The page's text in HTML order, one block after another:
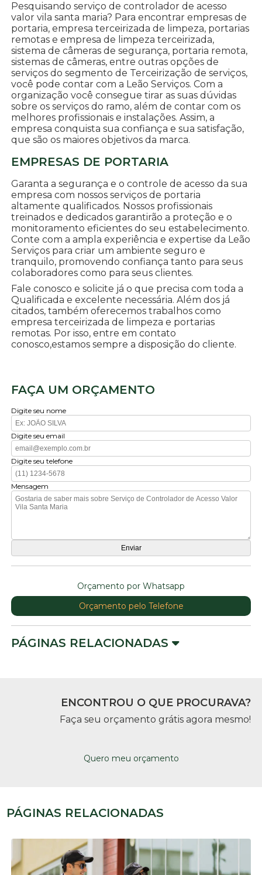
Pesquisando serviço de controlador de acesso
valor vila santa maria? Para encontrar empresas de
portaria, empresa terceirizada de limpeza, portarias
remotas e empresa de limpeza terceirizada,
sistema de câmeras de segurança, portaria remota,
sistemas de câmeras, entre outras opções de
serviços do segmento de Terceirização de serviços,
você pode contar com a Leão Serviços. Com a
organização você consegue tirar as suas dúvidas
sobre os serviços do ramo, além de contar com os
melhores profissionais e instalações. Assim, a
empresa conquista sua confiança e sua satisfação,
que são os maiores objetivos da marca.
EMPRESAS DE PORTARIA
Garanta a segurança e o controle de acesso da sua
empresa com nossos serviços de portaria
altamente qualificados. Nossos profissionais
treinados e dedicados garantirão a proteção e o
monitoramento eficientes do seu estabelecimento.
Conte com a ampla experiência e expertise da Leão
Serviços para criar um ambiente seguro e
tranquilo, promovendo confiança tanto para seus
colaboradores como para seus clientes.
Fale conosco e solicite já o que precisa com toda a
Qualificada e excelente necessária. Além dos já
citados, também oferecemos trabalhos como
empresa terceirizada de limpeza e portarias
remotas. Por isso, entre em contato
conosco,estamos sempre a disposição do cliente.
FAÇA UM ORÇAMENTO
Digite seu nome
Digite seu email
Digite seu telefone
Mensagem
Orçamento por Whatsapp
Orçamento pelo Telefone
PÁGINAS RELACIONADAS
ENCONTROU O QUE PROCURAVA?
Faça seu orçamento grátis agora mesmo!
Quero meu orçamento
PÁGINAS RELACIONADAS